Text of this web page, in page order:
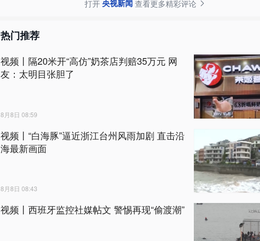
打开央视新闻查看更多精彩评论
热门推荐
视频丨隔20米开“高仿”奶茶店判赔35万元 网
友：太明目张胆了
8月8日 08:59
视频丨“白海豚”逼近浙江台州风雨加剧 直击沿
海最新画面
8月8日 08:43
视频丨西班牙监控社媒帖文 警惕再现“偷渡潮”